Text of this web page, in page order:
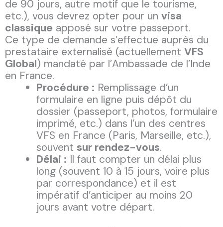
de 90 jours, autre motif que le tourisme,
etc.), vous devrez opter pour un visa
classique apposé sur votre passeport.
Ce type de demande s’effectue auprès du
prestataire externalisé (actuellement VFS
Global) mandaté par l’Ambassade de l’Inde
en France.
Procédure : Remplissage d’un
formulaire en ligne puis dépôt du
dossier (passeport, photos, formulaire
imprimé, etc.) dans l’un des centres
VFS en France (Paris, Marseille, etc.),
souvent sur rendez-vous.
Délai : Il faut compter un délai plus
long (souvent 10 à 15 jours, voire plus
par correspondance) et il est
impératif d’anticiper au moins 20
jours avant votre départ.